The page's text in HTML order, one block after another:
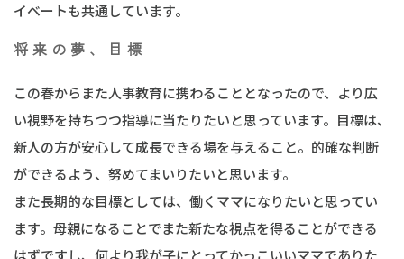
イベートも共通しています。
将来の夢、目標
この春からまた人事教育に携わることとなったので、より広
い視野を持ちつつ指導に当たりたいと思っています。目標は、
新人の方が安心して成長できる場を与えること。的確な判断
ができるよう、努めてまいりたいと思います。
また長期的な目標としては、働くママになりたいと思ってい
ます。母親になることでまた新たな視点を得ることができる
はずですし、何より我が子にとってかっこいいママでありた